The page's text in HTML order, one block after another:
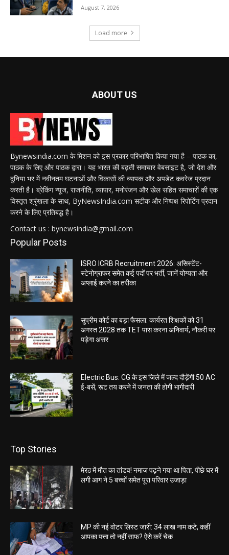
August 7, 2026
Load more
ABOUT US
Bynewsindia.com के मिशन को इस प्रकार परिभाषित किया गया है – पाठक का,
पाठक के लिए और पाठक द्वारा। यह भारत की बढ़ती समाचार वेबसाइट है, जो देश और
दुनिया भर में नवीनतम घटनाओं और विकासों की व्यापक और अपडेट कवरेज प्रदान
करती है। ब्रेकिंग न्यूज, राजनीति, व्यापार, मनोरंजन और खेल सहित समाचारों की एक
विस्तृत श्रृंखला के साथ, ByNewsIndia.com सटीक और निष्पक्ष रिपोर्टिंग प्रदान
करने के लिए प्रतिबद्ध है।
Contact us : bynewsindia@gmail.com
Popular Posts
ISRO ICRB Recruitment 2026: असिस्टेंट-
स्टेनोग्राफर समेत कई पदों पर भर्ती, जानें योग्यता और
अप्लाई करने का तरीका
सुप्रीम कोर्ट का बड़ा फैसला: कार्यरत शिक्षकों को 31
अगस्त 2028 तक TET पास करना अनिवार्य, नौकरी पर
पड़ेगा असर
Electric Bus: CG के इस जिले में जल्द दौड़ेंगी 50 AC
ई-बसें, रूट तय करने में जनता की होगी भागीदारी
Top Stories
मेरठ में मौत का तांडव! नमाज पढ़ने गया था पिता, पीछे घर में
लगी आग ने 5 बच्चों समेत पूरा परिवार उजाड़ा
MP की नई वोटर लिस्ट जारी: 34 लाख नाम कटे, कहीं
आपका पत्ता तो नहीं साफ? ऐसे करें चेक